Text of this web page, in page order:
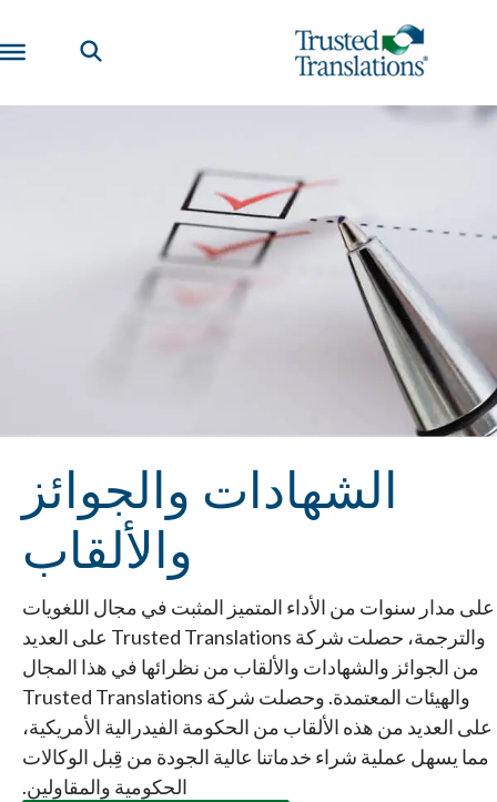
الشهادات والجوائز
والألقاب
على مدار سنوات من الأداء المتميز المثبت في مجال اللغويات
والترجمة، حصلت شركة Trusted Translations على العديد
من الجوائز والشهادات والألقاب من نظرائها في هذا المجال
والهيئات المعتمدة. وحصلت شركة Trusted Translations
على العديد من هذه الألقاب من الحكومة الفيدرالية الأمريكية،
مما يسهل عملية شراء خدماتنا عالية الجودة من قِبل الوكالات
الحكومية والمقاولين.